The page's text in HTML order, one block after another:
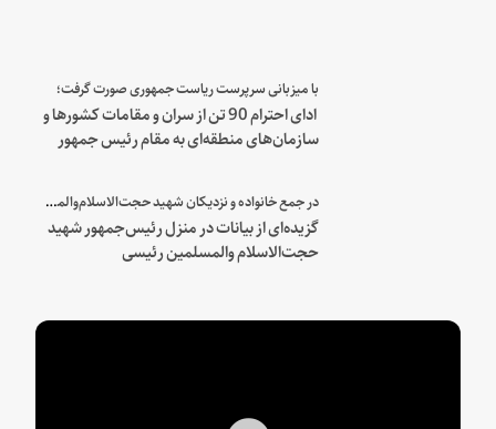
با میزبانی سرپرست ریاست جمهوری صورت گرفت؛
ادای احترام 90 تن از سران و مقامات کشورها و
سازمان‌های منطقه‌ای به مقام رئیس جمهور
در جمع خانواده و نزدیکان شهید حجت‌الاسلام‌والمسلمین رئیسی:
گزیده‌ای از بیانات در منزل رئیس‌جمهور شهید
حجت‌الاسلام والمسلمین رئیسی